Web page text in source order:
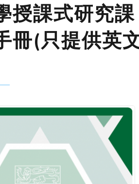
授課式研究課
冊(只提供英